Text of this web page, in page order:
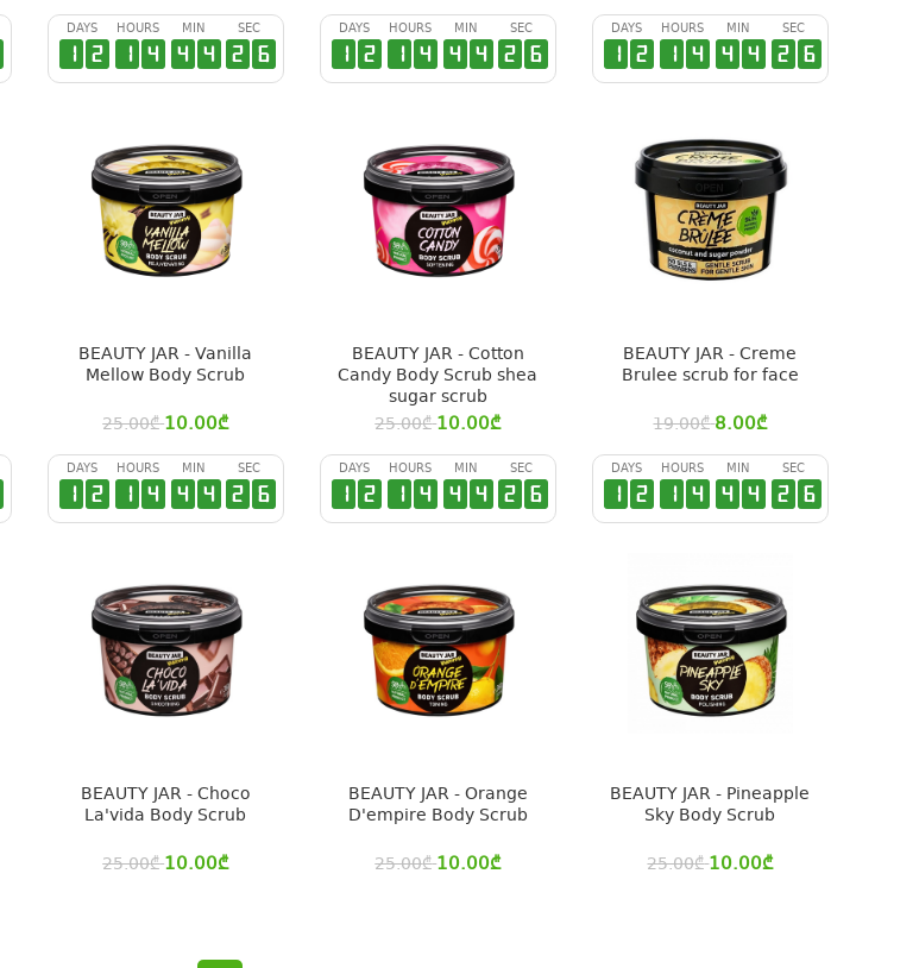
DAYS
1 2
HOURS
1 4
MIN
4 4
SEC
2 6
BEAUTY JAR - Vanilla
Mellow Body Scrub
25.00₾ 10.00₾
DAYS
1 2
HOURS
1 4
MIN
4 4
SEC
2 6
BEAUTY JAR - Cotton
Candy Body Scrub shea
sugar scrub
25.00₾ 10.00₾
DAYS
1 2
HOURS
1 4
MIN
4 4
SEC
2 6
BEAUTY JAR - Creme
Brulee scrub for face
19.00₾8.00₾
DAYS
1 2
HOURS
1 4
MIN
4 4
SEC
2 6
BEAUTY JAR - Choco
La'vida Body Scrub
25.00₾ 10.00₾
DAYS
1 2
HOURS
1 4
MIN
4 4
SEC
2 6
BEAUTY JAR - Orange
D'empire Body Scrub
25.00₾ 10.00₾
DAYS
1 2
HOURS
1 4
MIN
4 4
SEC
2 6
BEAUTY JAR - Pineapple
Sky Body Scrub
25.00₾10.00₾